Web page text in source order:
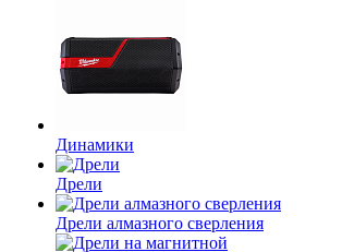
Динамики
Дрели
Дрели алмазного сверления